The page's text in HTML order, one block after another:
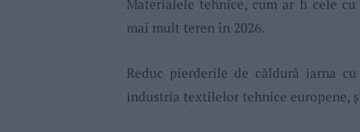
Materialele tehnice, cum ar fi cele
mai mult teren în 2026.
Reduc pierderile de căldură iarna
industria textilelor tehnice europene,